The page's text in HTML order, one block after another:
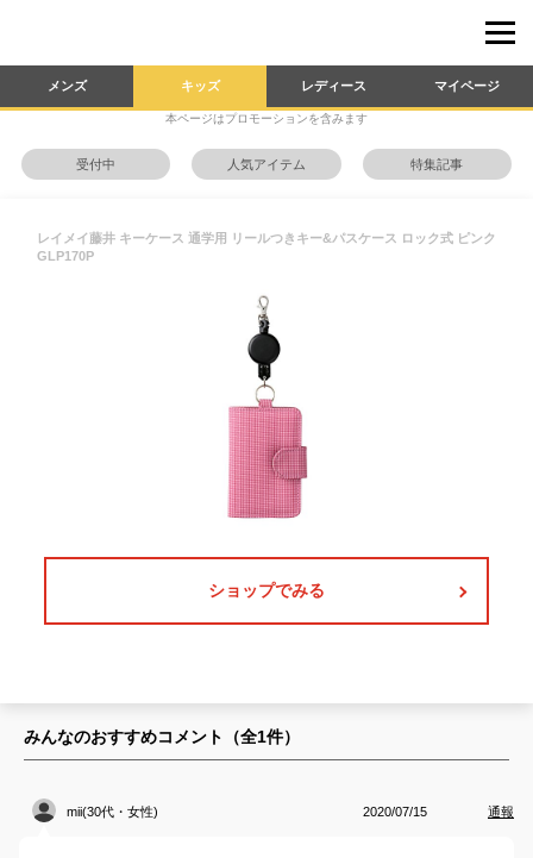
メンズ キッズ レディース マイページ
本ページはプロモーションを含みます
受付中 人気アイテム 特集記事
レイメイ藤井 キーケース 通学用 リールつきキー&パスケース ロック式 ピンク
GLP170P
ショップでみる
みんなのおすすめコメント（全1件）
mii(30代・女性) 2020/07/15 通報